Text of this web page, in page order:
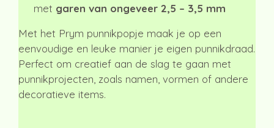
met garen van ongeveer 2,5 – 3,5 mm
Met het Prym punnikpopje maak je op een
eenvoudige en leuke manier je eigen punnikdraad.
Perfect om creatief aan de slag te gaan met
punnikprojecten, zoals namen, vormen of andere
decoratieve items.